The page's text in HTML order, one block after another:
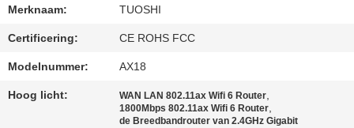
VR
SITEMAP
Merknaam: TUOSHI
Certificering: CE ROHS FCC
Modelnummer: AX18
Hoog licht: WAN LAN 802.11ax Wifi 6 Router,
1800Mbps 802.11ax Wifi 6 Router,
de Breedbandrouter van 2.4GHz Gigabit